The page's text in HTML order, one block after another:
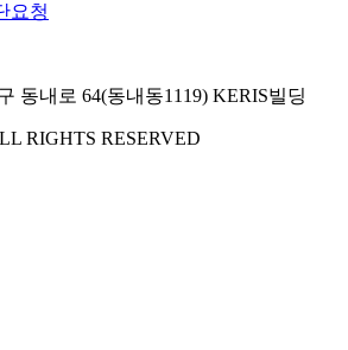
요청
동내로 64(동내동1119) KERIS빌딩
RIGHTS RESERVED